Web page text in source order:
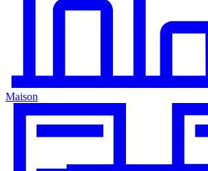
Maison